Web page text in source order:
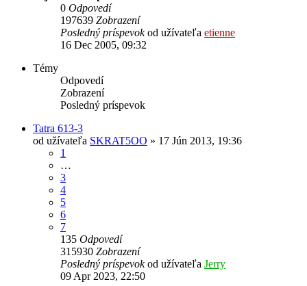
0 Odpovedí
197639 Zobrazení
Posledný príspevokod užívateľa etienne
16 Dec 2005, 09:32
Témy
Odpovedí
Zobrazení
Posledný príspevok
Tatra 613-3
od užívateľa SKRAT5OO » 17 Jún 2013, 19:36
1
…
3
4
5
6
7
135 Odpovedí
315930 Zobrazení
Posledný príspevokod užívateľa Jerry
09 Apr 2023, 22:50